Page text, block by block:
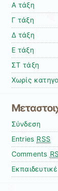
Α τάξη
Γ τάξη
Δ τάξη
Ε τάξη
ΣΤ τάξη
Χωρίς
Σύνδεση
Entries RSS
Comments